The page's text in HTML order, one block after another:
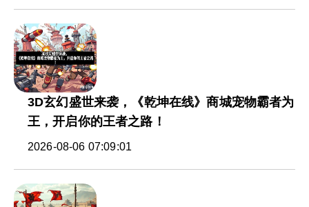
3D玄幻盛世来袭，《乾坤在线》商城宠物霸者为
王，开启你的王者之路！
2026-08-06 07:09:01